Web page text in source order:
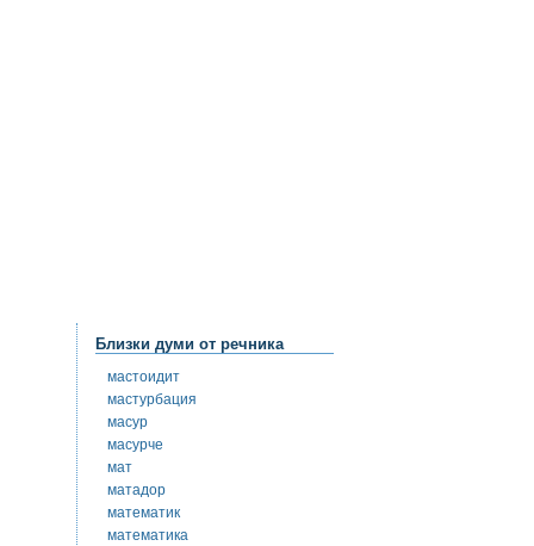
Близки думи от речника
мастоидит
мастурбация
масур
масурче
мат
матадор
математик
математика